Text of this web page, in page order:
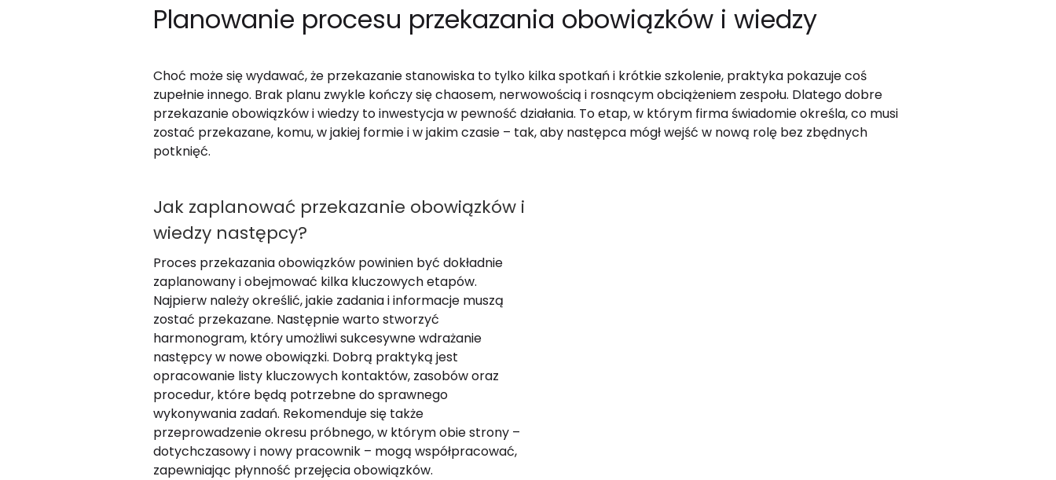
Planowanie procesu przekazania obowiązków i wiedzy
Choć może się wydawać, że przekazanie stanowiska to tylko kilka spotkań i krótkie szkolenie, praktyka pokazuje coś
zupełnie innego. Brak planu zwykle kończy się chaosem, nerwowością i rosnącym obciążeniem zespołu. Dlatego dobre
przekazanie obowiązków i wiedzy to inwestycja w pewność działania. To etap, w którym firma świadomie określa, co musi
zostać przekazane, komu, w jakiej formie i w jakim czasie – tak, aby następca mógł wejść w nową rolę bez zbędnych
potknięć.
Jak zaplanować przekazanie obowiązków i
wiedzy następcy?
Proces przekazania obowiązków powinien być dokładnie
zaplanowany i obejmować kilka kluczowych etapów.
Najpierw należy określić, jakie zadania i informacje muszą
zostać przekazane. Następnie warto stworzyć
harmonogram, który umożliwi sukcesywne wdrażanie
następcy w nowe obowiązki. Dobrą praktyką jest
opracowanie listy kluczowych kontaktów, zasobów oraz
procedur, które będą potrzebne do sprawnego
wykonywania zadań. Rekomenduje się także
przeprowadzenie okresu próbnego, w którym obie strony –
dotychczasowy i nowy pracownik – mogą współpracować,
zapewniając płynność przejęcia obowiązków.